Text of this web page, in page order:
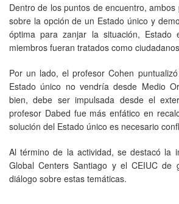
Dentro de los puntos de encuentro,
sobre la opción de un Estado único y
óptima para zanjar la situación,
miembros fueran tratados como
Por un lado, el profesor Cohen
Estado único no vendría desde Medio
bien, debe ser impulsada desde el
profesor Dabed fue más enfático en
solución del Estado único es necesario
Al término de la actividad, se destacó la
Global Centers Santiago y el CEIUC de
diálogo sobre estas temáticas.